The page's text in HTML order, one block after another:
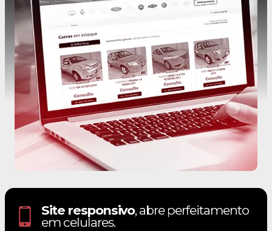
Site responsivo, abre perfeitamento
em celulares.